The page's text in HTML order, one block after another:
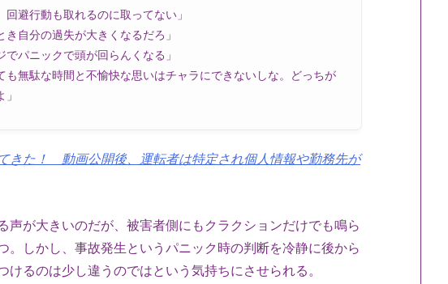
避行動も取れるのに取ってない」
き自分の過失が大きくなるだろ」
でパニックで頭が回らんくなる」
も無駄な時間と不愉快な思いはチャラにできないしな。どっちが
きた！ 動画公開後、運転者は特定され個人情報や勤務先が
声が大きいのだが、被害者側にもクラクションだけでも鳴ら
。しかし、事故発生というパニック時の判断を冷静に後から
るのは少し違うのではという気持ちにさせられる。